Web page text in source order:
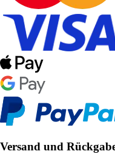
Versand und